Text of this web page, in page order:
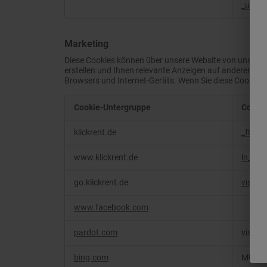
_uetvid
Marketing
Diese Cookies können über unsere Website von
erstellen und Ihnen relevante Anzeigen auf anderen
Browsers und Internet-Geräts. Wenn Sie diese
Cookie-Untergruppe Cookies
klickrent.de _fbp
www.klickrent.de ln_or
go.klickrent.de
www.facebook.com
pardot.com
bing.com MUID